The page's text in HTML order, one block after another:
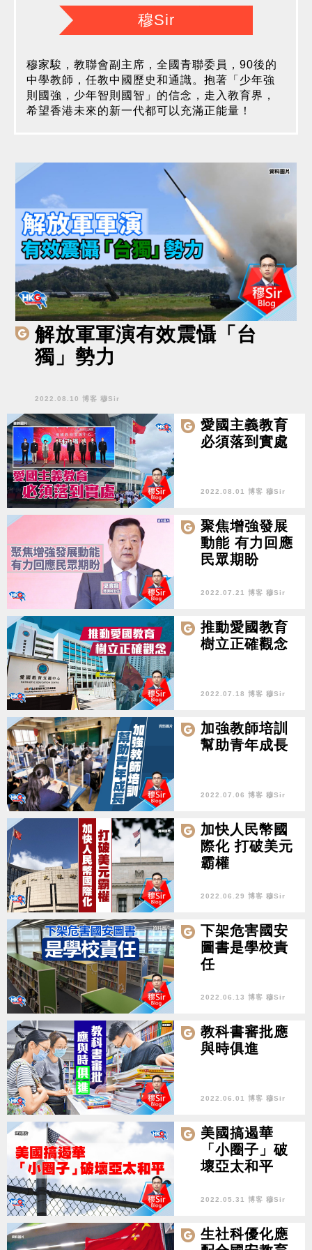
穆Sir
穆家駿，教聯會副主席，全國青聯委員，90後的
中學教師，任教中國歷史和通識。抱著「少年強
則國強，少年智則國智」的信念，走入教育界，
希望香港未來的新一代都可以充滿正能量！
解放軍軍演有效震懾「台
獨」勢力
2022.08.10 博客 穆Sir
愛國主義教育
必須落到實處
2022.08.01 博客 穆Sir
聚焦增強發展
動能 有力回應
民眾期盼
2022.07.21 博客 穆Sir
推動愛國教育
樹立正確觀念
2022.07.18 博客 穆Sir
加強教師培訓
幫助青年成長
2022.07.06 博客 穆Sir
加快人民幣國
際化 打破美元
霸權
2022.06.29 博客 穆Sir
下架危害國安
圖書是學校責
任
2022.06.13 博客 穆Sir
教科書審批應
與時俱進
2022.06.01 博客 穆Sir
美國搞遏華
「小圈子」破
壞亞太和平
2022.05.31 博客 穆Sir
生社科優化應